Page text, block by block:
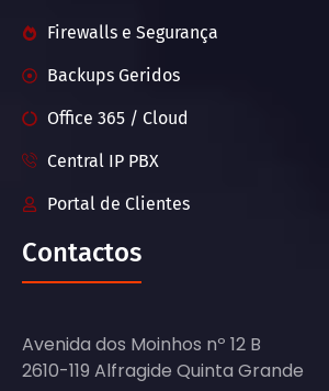
Firewalls e Segurança
Backups Geridos
Office 365 / Cloud
Central IP PBX
Portal de Clientes
Contactos
Avenida dos Moinhos nº 12 B
2610-119 Alfragide Quinta Grande